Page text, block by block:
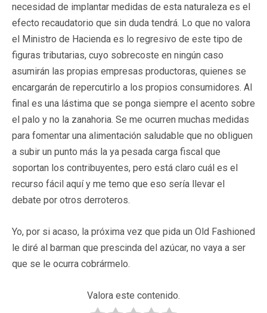
necesidad de implantar medidas de esta naturaleza es el
efecto recaudatorio que sin duda tendrá. Lo que no valora
el Ministro de Hacienda es lo regresivo de este tipo de
figuras tributarias, cuyo sobrecoste en ningún caso
asumirán las propias empresas productoras, quienes se
encargarán de repercutirlo a los propios consumidores. Al
final es una lástima que se ponga siempre el acento sobre
el palo y no la zanahoria. Se me ocurren muchas medidas
para fomentar una alimentación saludable que no obliguen
a subir un punto más la ya pesada carga fiscal que
soportan los contribuyentes, pero está claro cuál es el
recurso fácil aquí y me temo que eso sería llevar el
debate por otros derroteros.
Yo, por si acaso, la próxima vez que pida un Old Fashioned
le diré al barman que prescinda del azúcar, no vaya a ser
que se le ocurra cobrármelo.
Valora este contenido.